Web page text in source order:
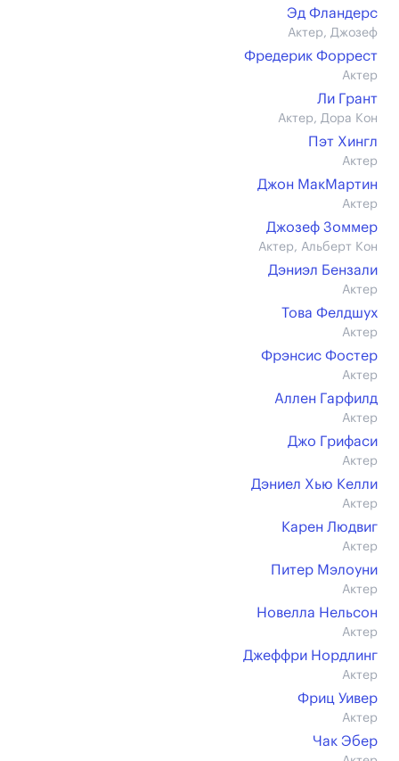
Эд Фландерс
Актер, Джозеф
Фредерик Форрест
Актер
Ли Грант
Актер, Дора Кон
Пэт Хингл
Актер
Джон МакМартин
Актер
Джозеф Зоммер
Актер, Альберт Кон
Дэниэл Бензали
Актер
Това Фелдшух
Актер
Фрэнсис Фостер
Актер
Аллен Гарфилд
Актер
Джо Грифаси
Актер
Дэниел Хью Келли
Актер
Карен Людвиг
Актер
Питер Мэлоуни
Актер
Новелла Нельсон
Актер
Джеффри Нордлинг
Актер
Фриц Уивер
Актер
Чак Эбер